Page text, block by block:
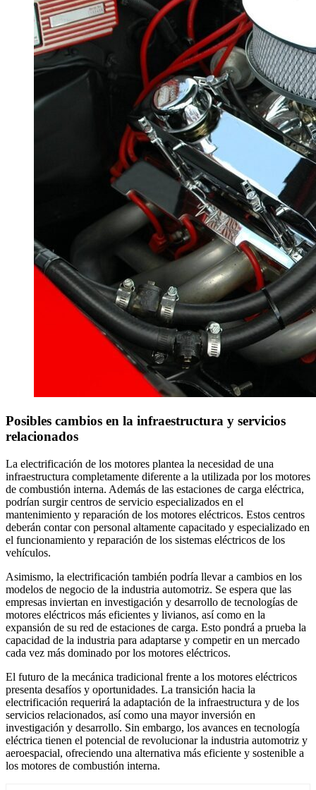
Posibles cambios en la infraestructura y servicios
relacionados
La electrificación de los motores plantea la necesidad de una
infraestructura completamente diferente a la utilizada por los motores
de combustión interna. Además de las estaciones de carga eléctrica,
podrían surgir centros de servicio especializados en el
mantenimiento y reparación de los motores eléctricos. Estos centros
deberán contar con personal altamente capacitado y especializado en
el funcionamiento y reparación de los sistemas eléctricos de los
vehículos.
Asimismo, la electrificación también podría llevar a cambios en los
modelos de negocio de la industria automotriz. Se espera que las
empresas inviertan en investigación y desarrollo de tecnologías de
motores eléctricos más eficientes y livianos, así como en la
expansión de su red de estaciones de carga. Esto pondrá a prueba la
capacidad de la industria para adaptarse y competir en un mercado
cada vez más dominado por los motores eléctricos.
El futuro de la mecánica tradicional frente a los motores eléctricos
presenta desafíos y oportunidades. La transición hacia la
electrificación requerirá la adaptación de la infraestructura y de los
servicios relacionados, así como una mayor inversión en
investigación y desarrollo. Sin embargo, los avances en tecnología
eléctrica tienen el potencial de revolucionar la industria automotriz y
aeroespacial, ofreciendo una alternativa más eficiente y sostenible a
los motores de combustión interna.